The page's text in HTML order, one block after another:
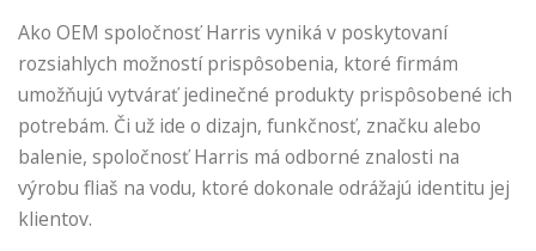
Ako OEM spoločnosť Harris vyniká v poskytovaní
rozsiahlych možností prispôsobenia, ktoré firmám
umožňujú vytvárať jedinečné produkty prispôsobené ich
potrebám. Či už ide o dizajn, funkčnosť, značku alebo
balenie, spoločnosť Harris má odborné znalosti na
výrobu fliaš na vodu, ktoré dokonale odrážajú identitu jej
klientov.